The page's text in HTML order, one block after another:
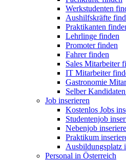
Werkstudenten
Aushilfskräfte
Praktikanten
Lehrlinge finden
Promoter finden
Fahrer finden
Sales Mitarbeiter
IT Mitarbeiter
Gastronomie
Selber
Job inserieren
Kostenlos Jobs
Studentenjob
Nebenjob
Praktikum
Ausbildungsplatz
Personal in Österreich